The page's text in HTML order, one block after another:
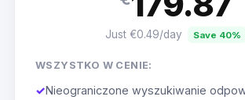
Just €0.49/day Save 40%
WSZYSTKO W CENIE:
✓Nieograniczone wyszukiwanie